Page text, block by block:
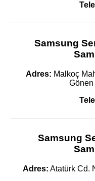
Samsung
Adres: Malkoç
Gönen
Samsung
Adres: Atatürk Cd.